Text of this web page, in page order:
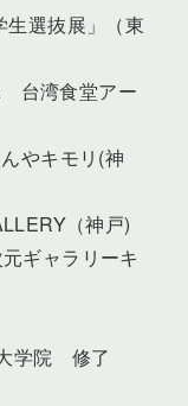
選抜展」（東
台湾食堂アー
やキモリ(神
（神戸)
ギャラリーキ
学院 修了